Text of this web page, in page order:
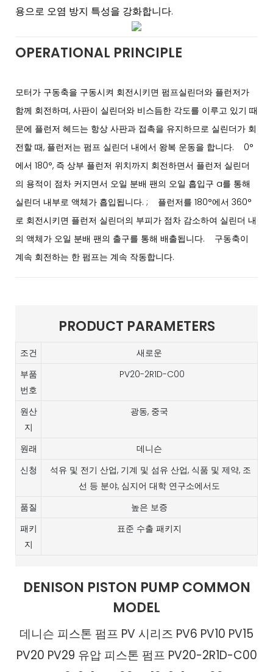
용으로 오염 방지 특성을 강화합니다.
OPERATIONAL PRINCIPLE
모터가 구동축을 구동시켜 회전시키면 펌프실린더와 플런저가
함께 회전하며, 사판이 실린더와 비스듬한 각도를 이루고 있기 때
문에 플런저 헤드는 항상 사판과 접촉을 유지하므로 실린더가 회
전할 때, 플런저는 펌프 실린더 내에서 왕복 운동을 합니다. 0°
에서 180°, 즉 상부 플런저 위치까지 회전하면서 플런저 실린더
의 용적이 점차 커지면서 오일 분배 팬의 오일 흡입구 a를 통해
실린더 내부로 액체가 흡입됩니다. ; 플런저를 180°에서 360°
로 회전시키면 플런저 실린더의 부피가 점차 감소하여 실린더 내
의 액체가 오일 분배 팬의 출구를 통해 배출됩니다. 구동축이
계속 회전하는 한 펌프는 계속 작동합니다.
PRODUCT PARAMETERS
조건
새로운
부품
번호
PV20-2R1D-C00
원산
지
광동, 중국
원래
데니슨
신청
석유 및 전기 산업, 기계 및 섬유 산업, 식품 및 제약, 조
선 등 분야, 심지어 대학 연구소에서도
품질
높은 보증
패키
지
표준 수출 패키지
DENISON PISTON PUMP COMMON
MODEL
데니슨 피스톤 펌프 PV 시리즈 PV6 PV10 PV15
PV20 PV29 유압 피스톤 펌프 PV20-2R1D-C00